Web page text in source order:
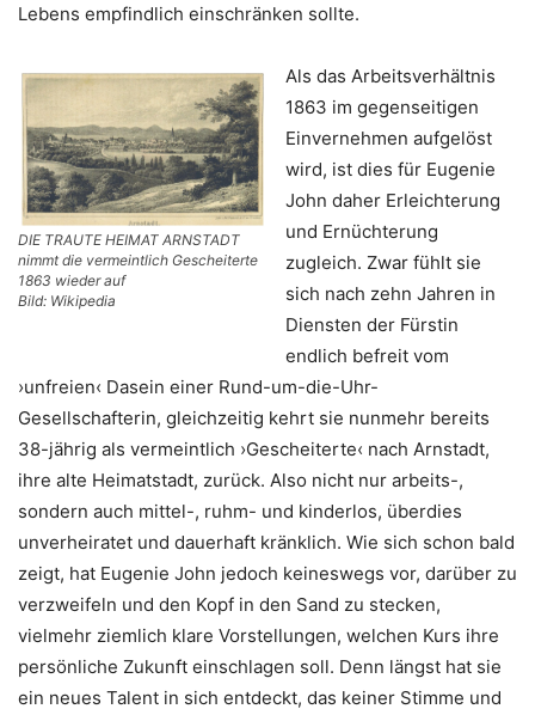
Lebens empfindlich einschränken sollte.
DIE TRAUTE HEIMAT ARNSTADT
nimmt die vermeintlich Gescheiterte
1863 wieder auf
Bild: Wikipedia
Als das Arbeitsverhältnis
1863 im gegenseitigen
Einvernehmen aufgelöst
wird, ist dies für Eugenie
John daher Erleichterung
und Ernüchterung
zugleich. Zwar fühlt sie
sich nach zehn Jahren in
Diensten der Fürstin
endlich befreit vom
›unfreien‹ Dasein einer Rund-um-die-Uhr-
Gesellschafterin, gleichzeitig kehrt sie nunmehr bereits
38-jährig als vermeintlich ›Gescheiterte‹ nach Arnstadt,
ihre alte Heimatstadt, zurück. Also nicht nur arbeits-,
sondern auch mittel-, ruhm- und kinderlos, überdies
unverheiratet und dauerhaft kränklich. Wie sich schon bald
zeigt, hat Eugenie John jedoch keineswegs vor, darüber zu
verzweifeln und den Kopf in den Sand zu stecken,
vielmehr ziemlich klare Vorstellungen, welchen Kurs ihre
persönliche Zukunft einschlagen soll. Denn längst hat sie
ein neues Talent in sich entdeckt, das keiner Stimme und